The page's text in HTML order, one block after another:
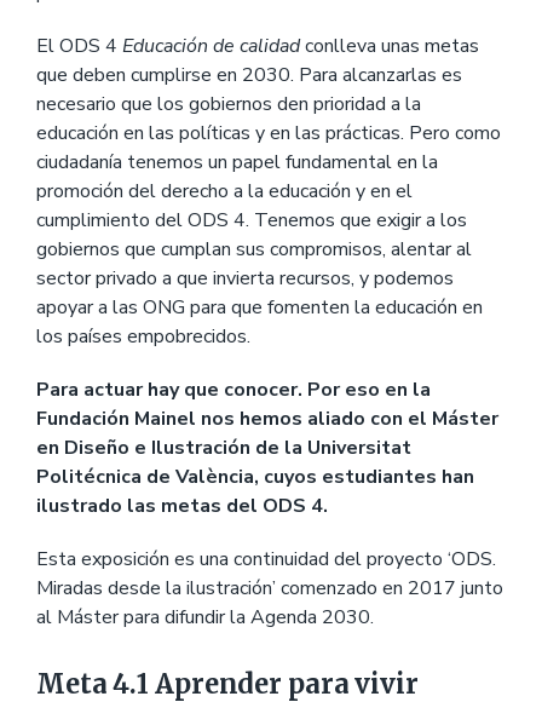
El ODS 4 Educación de calidadconlleva unas metas
que deben cumplirse en 2030. Para alcanzarlas es
necesario que los gobiernos den prioridad a la
educación en las políticas y en las prácticas. Pero como
ciudadanía tenemos un papel fundamental en la
promoción del derecho a la educación y en el
cumplimiento del ODS 4. Tenemos que exigir a los
gobiernos que cumplan sus compromisos, alentar al
sector privado a que invierta recursos, y podemos
apoyar a las ONG para que fomenten la educación en
los países empobrecidos.
Para actuar hay que conocer. Por eso en la
Fundación Mainel nos hemos aliado con el Máster
en Diseño e Ilustración de la Universitat
Politécnica de València, cuyos estudiantes han
ilustrado las metas del ODS 4.
Esta exposición es una continuidad del proyecto ‘ODS.
Miradas desde la ilustración’ comenzado en 2017 junto
al Máster para difundir la Agenda 2030.
Meta 4.1 Aprender para vivir